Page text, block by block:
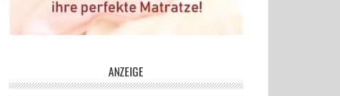
ANZEIGE